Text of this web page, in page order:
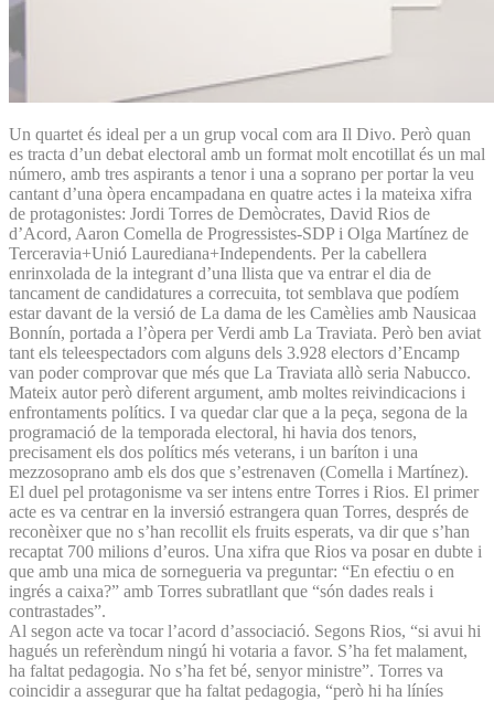
Un quartet és ideal per a un grup vocal com ara Il Divo. Però quan
es tracta d’un debat electoral amb un format molt encotillat és un mal
número, amb tres aspirants a tenor i una a soprano per portar la veu
cantant d’una òpera encampadana en quatre actes i la mateixa xifra
de protagonistes: Jordi Torres de Demòcrates, David Rios de
d’Acord, Aaron Comella de Progressistes-SDP i Olga Martínez de
Terceravia+Unió Laurediana+Independents. Per la cabellera
enrinxolada de la integrant d’una llista que va entrar el dia de
tancament de candidatures a correcuita, tot semblava que podíem
estar davant de la versió de La dama de les Camèlies amb Nausicaa
Bonnín, portada a l’òpera per Verdi amb La Traviata. Però ben aviat
tant els teleespectadors com alguns dels 3.928 electors d’Encamp
van poder comprovar que més que La Traviata allò seria Nabucco.
Mateix autor però diferent argument, amb moltes reivindicacions i
enfrontaments polítics. I va quedar clar que a la peça, segona de la
programació de la temporada electoral, hi havia dos tenors,
precisament els dos polítics més veterans, i un baríton i una
mezzosoprano amb els dos que s’estrenaven (Comella i Martínez).
El duel pel protagonisme va ser intens entre Torres i Rios. El primer
acte es va centrar en la inversió estrangera quan Torres, després de
reconèixer que no s’han recollit els fruits esperats, va dir que s’han
recaptat 700 milions d’euros. Una xifra que Rios va posar en dubte i
que amb una mica de sornegueria va preguntar: “En efectiu o en
ingrés a caixa?” amb Torres subratllant que “són dades reals i
contrastades”.
Al segon acte va tocar l’acord d’associació. Segons Rios, “si avui hi
hagués un referèndum ningú hi votaria a favor. S’ha fet malament,
ha faltat pedagogia. No s’ha fet bé, senyor ministre”. Torres va
coincidir a assegurar que ha faltat pedagogia, “però hi ha líníes